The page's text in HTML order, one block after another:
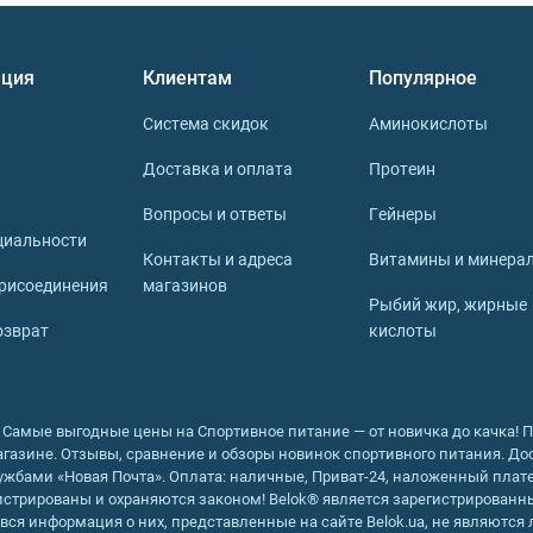
протеина вред перевешивает пользу. В частности, это
протеазы). Это вещества, которые ухудшают
питания, в состав которого входит соевый
антитутриенты полностью удаляются или их
для мужчин, поскольку в результате его
связано с высоким содержанием в сое
тестостерону, который важен для наращивания
лишены оснований, только если речь идет о продуктах
биологическую ценность и неполный
которые используются в спортивном питании. Но
плюс соевого протеина – доступная стоимость.
состав, дополнительно принимать
Клиентам
Система скидок
Доставка и оплата
Вопросы и ответы
Контакты и адреса
магазинов
Популярное
Аминокислоты
Протеин
Гейнеры
Витамины и
Рыбий жир, жирные
кислоты
Самые выгодные цены на Спортивное питание — от новичка до качка!
Отзывы, сравнение и обзоры новинок спортивного питания.
«Новая Почта». Оплата: наличные, Приват-24, наложенный
и охраняются законом! Belok® является
информация о них, представленные на сайте Belok.ua, не